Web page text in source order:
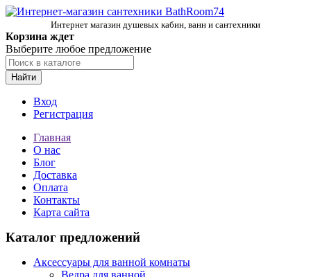
Интернет магазин душевых кабин, ванн и сантехники
Корзина ждет
Выберите любое предложение
Найти
Вход
Регистрация
Главная
О нас
Блог
Доставка
Оплата
Контакты
Карта сайта
Каталог предложений
Аксессуары для ванной комнаты
Ведра для ванной